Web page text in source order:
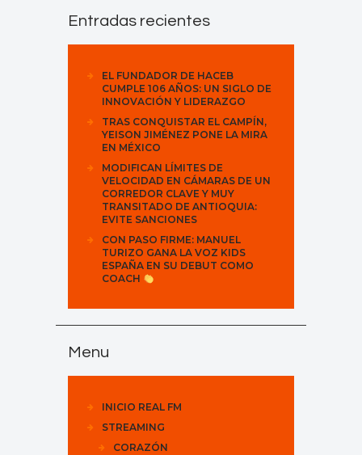
Entradas recientes
EL FUNDADOR DE HACEB
CUMPLE 106 AÑOS: UN SIGLO DE
INNOVACIÓN Y LIDERAZGO
TRAS CONQUISTAR EL CAMPÍN,
YEISON JIMÉNEZ PONE LA MIRA
EN MÉXICO
MODIFICAN LÍMITES DE
VELOCIDAD EN CÁMARAS DE UN
CORREDOR CLAVE Y MUY
TRANSITADO DE ANTIOQUIA:
EVITE SANCIONES
CON PASO FIRME: MANUEL
TURIZO GANA LA VOZ KIDS
ESPAÑA EN SU DEBUT COMO
COACH
Menu
INICIO REAL FM
STREAMING
CORAZÓN